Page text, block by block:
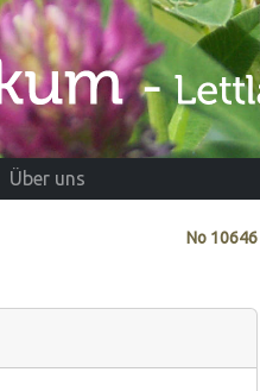
Über uns
No 10646